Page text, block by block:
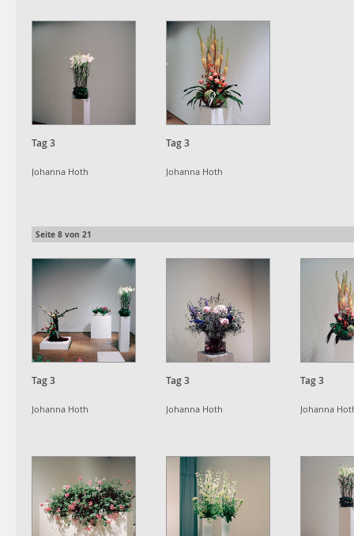
Tag 3
Johanna Hoth
Tag 3
Johanna Hoth
Seite 8 von 21
Tag 3
Johanna Hoth
Tag 3
Johanna Hoth
Tag 3
Johanna